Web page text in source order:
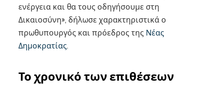
ενέργεια και θα τους οδηγήσουμε στη
Δικαιοσύνη», δήλωσε χαρακτηριστικά ο
πρωθυπουργός και πρόεδρος της Νέας
Δημοκρατίας.
Το χρονικό των επιθέσεων